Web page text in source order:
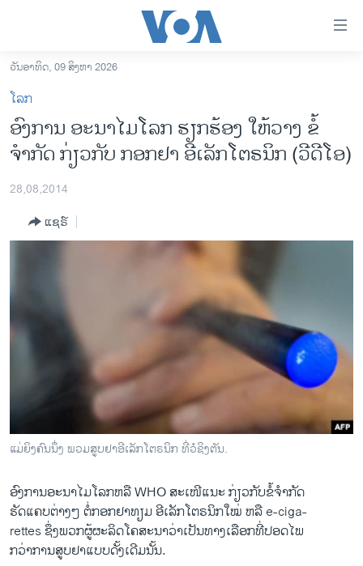
ເຂົ້າ
ຫາ
ຂ້າມ
ຂ້າມ
ຂ້າມ
ຫາ
ລາວ
ອາເມຣິກາ
ການເລືອກຕັ້ງ ປະທານາທີບໍດີ ສະຫະລັດ 2024
ຂ່າວ​ຈີນ
ໂລກ
ອິດສະຫຼະພາບດ້ານການຂ່າວ
ຊີວິດຊາວລາວ
ຊຸມຊົນຊາວລາວ
ວິທະຍາສາດ-ເທັກໂນໂລຈີ
ທຸລະກິດ
ພາສາອັງກິດ
ສຽງ
ລາຍການກະຈາຍສຽງ
ລາຍງານ
ຕິດຕາມພວກເຮົາ ທີ່
ວັນອາທິດ, 09 ສິງຫາ 2026
ໂລກ
ອົງການ ອະນາໄມໂລກ ຮຽກຮ້ອງ ໃຫ້ວາງ ຂໍ້
ຈຳກັດ ກ່ຽວກັບ ກອກຢາ ອີເລັກໂຕຣນິກ (ວີດີໂອ)
28,08,2014
ແຊຣ໌
ແມ່ຍິງຄົນນຶ່ງ ພວມສູບຢາອີເລັກໂຕຣນິກ ທີ່ວໍຊິງຕັນ.
ອົງການ​ອະນາ​ໄມ​ໂລກຫລື WHO ສະ​ເໜີ​ແນະ ກ່ຽວກັບຂໍ້ຈຳກັດ
ຮັດແຄບຕ່າງໆ ​ຕໍ່ກອກຢາ​ທຽມ ​ອີ​ເລັກ​ໂຕຣນິກ​ໃໝ່ ຫລື e-ciga-
rettes ຊຶ່ງ​ພວກ​ຜູ້​ຜະລິດໂຄສະນາວ່າເປັນ​ທາງ​ເລືອກ​ທີ່​ປອດ​ໄພ
ກວ່າການ​ສູບຢາ​ແບບ​ດັ້ງ​ເດີມນັ້ນ.